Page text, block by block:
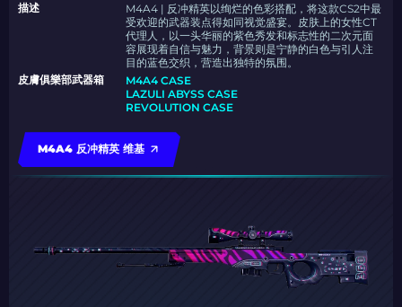
描述
M4A4 | 反冲精英以绚烂的色彩搭配，将这款CS2中最
受欢迎的武器装点得如同视觉盛宴。皮肤上的女性CT
代理人，以一头华丽的紫色秀发和标志性的二次元面
容展现着自信与魅力，背景则是宁静的白色与引人注
目的蓝色交织，营造出独特的氛围。
皮膚俱樂部武器箱
M4A4 CASE
LAZULI ABYSS CASE
REVOLUTION CASE
M4A4 反冲精英 维基